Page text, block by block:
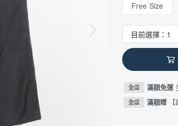
Free Size
全店 滿額免運
全店 滿額贈